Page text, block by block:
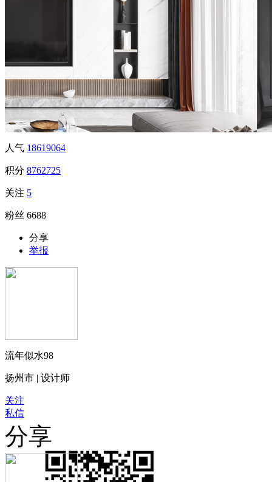
人气 18619064
积分 8762725
关注 5
粉丝 6688
分享
举报
流年似水98
扬州市 | 设计师
关注
私信
分享